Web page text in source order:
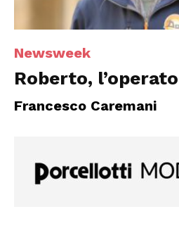
Newsweek
Roberto,
Francesco Caremani